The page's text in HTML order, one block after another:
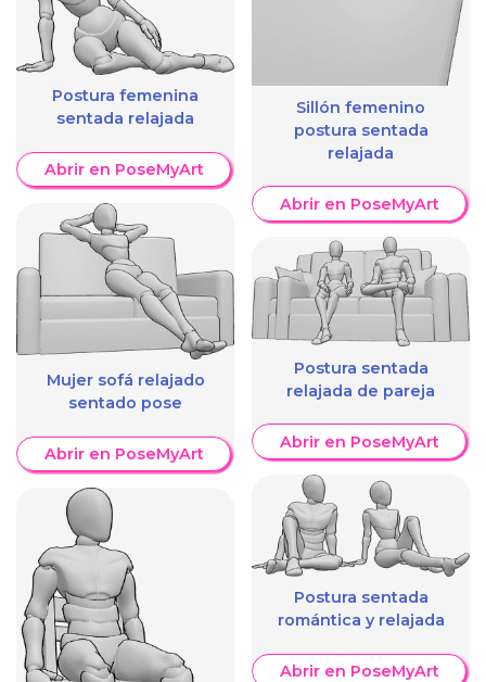
Postura femenina
sentada relajada
Abrir en PoseMyArt
Mujer sofá relajado
sentado pose
Abrir en PoseMyArt
Sillón femenino
postura sentada
relajada
Abrir en PoseMyArt
Postura sentada
relajada de pareja
Abrir en PoseMyArt
Postura sentada
romántica y relajada
Abrir en PoseMyArt